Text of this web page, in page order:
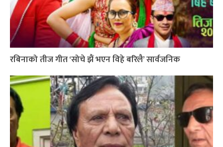
रबिनाको तीज गीत ‘सोचे झैं भएन विहे बरिलै’ सार्वजनिक